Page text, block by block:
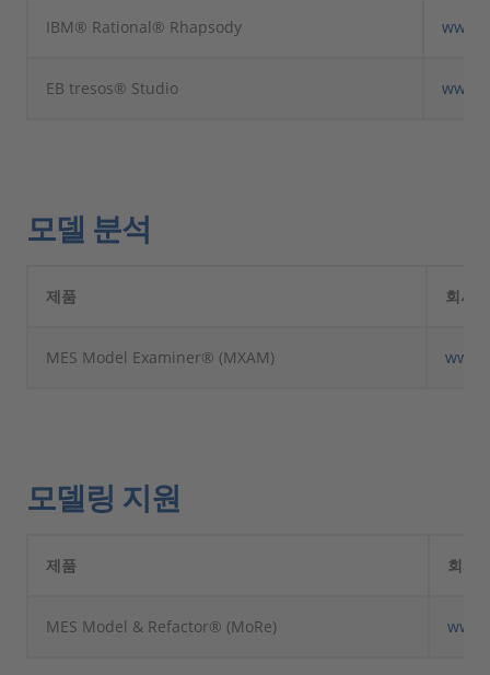
IBM® Rational® Rhapsody
EB tresos® Studio
모델 분석
제품 회사
MES Model Examiner® (MXAM)
모델링 지원
제품 회사
MES Model & Refactor® (MoRe)